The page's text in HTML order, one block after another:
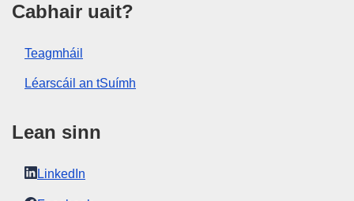
Cabhair uait?
Teagmháil
Léarscáil an tSuímh
Lean sinn
LinkedIn